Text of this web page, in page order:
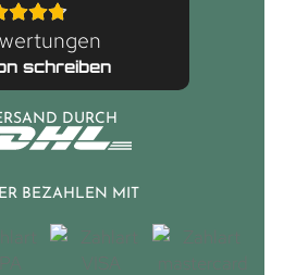
schreiben
DURCH
BEZAHLEN MIT